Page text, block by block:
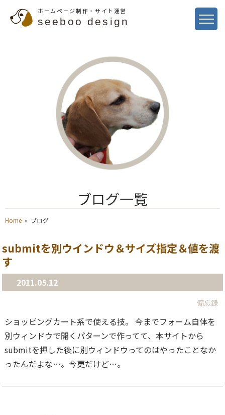
ホームページ制作・サイト運営
seeboo design
ブログ一覧
Home » ブログ
submitを別ウインドウ＆サイズ指定＆値を渡
す
2011.05.12
備忘録
ショッピングカート系で使える技。 今までフォーム自体を
別ウィンドウで開くパターンで作ってて、本サイトから
submitを押した後に別ウィンドウってのはやったことなか
ったんだよな…。今更だけど…。